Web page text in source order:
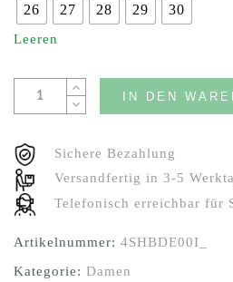
26 27 28 29 30
Leeren
IN DEN
Sichere Bezahlung
Versandfertig in 3-5
Telefonisch erreichbar für
Artikelnummer: 4SHBDE00I_
Kategorie: Damen